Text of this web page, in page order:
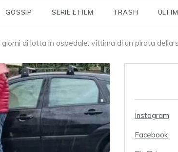
GOSSIP SERIE E FILM TRASH
di lotta in ospedale: vittima di un pirata della
Instagram
Facebook